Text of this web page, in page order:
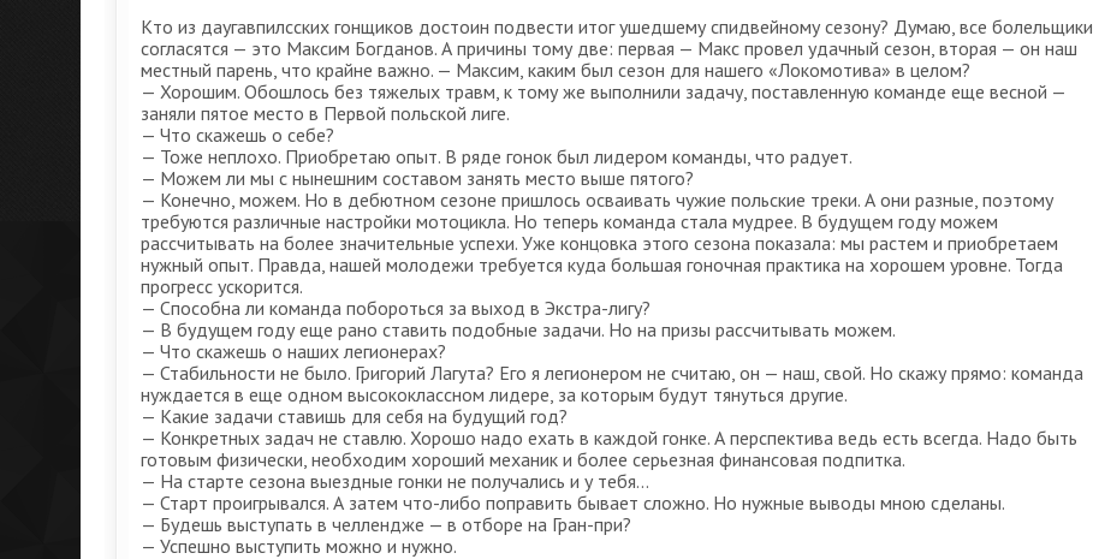
Кто из даугавпилсских гонщиков достоин подвести итог ушедшему спидвейному сезону? Думаю, все болельщики
согласятся — это Максим Богданов. А причины тому две: первая — Макс провел удачный сезон, вторая — он наш
местный парень, что крайне важно. — Максим, каким был сезон для нашего «Локомотива» в целом?
— Хорошим. Обошлось без тяжелых травм, к тому же выполнили задачу, поставленную команде еще весной —
заняли пятое место в Первой польской лиге.
— Что скажешь о себе?
— Тоже неплохо. Приобретаю опыт. В ряде гонок был лидером команды, что радует.
— Можем ли мы с нынешним составом занять место выше пятого?
— Конечно, можем. Но в дебютном сезоне пришлось осваивать чужие польские треки. А они разные, поэтому
требуются различные настройки мотоцикла. Но теперь команда стала мудрее. В будущем году можем
рассчитывать на более значительные успехи. Уже концовка этого сезона показала: мы растем и приобретаем
нужный опыт. Правда, нашей молодежи требуется куда большая гоночная практика на хорошем уровне. Тогда
прогресс ускорится.
— Способна ли команда побороться за выход в Экстра-лигу?
— В будущем году еще рано ставить подобные задачи. Но на призы рассчитывать можем.
— Что скажешь о наших легионерах?
— Стабильности не было. Григорий Лагута? Его я легионером не считаю, он — наш, свой. Но скажу прямо: команда
нуждается в еще одном высококлассном лидере, за которым будут тянуться другие.
— Какие задачи ставишь для себя на будущий год?
— Конкретных задач не ставлю. Хорошо надо ехать в каждой гонке. А перспектива ведь есть всегда. Надо быть
готовым физически, необходим хороший механик и более серьезная финансовая подпитка.
— На старте сезона выездные гонки не получались и у тебя...
— Старт проигрывался. А затем что-либо поправить бывает сложно. Но нужные выводы мною сделаны.
— Будешь выступать в челлендже — в отборе на Гран-при?
— Успешно выступить можно и нужно.